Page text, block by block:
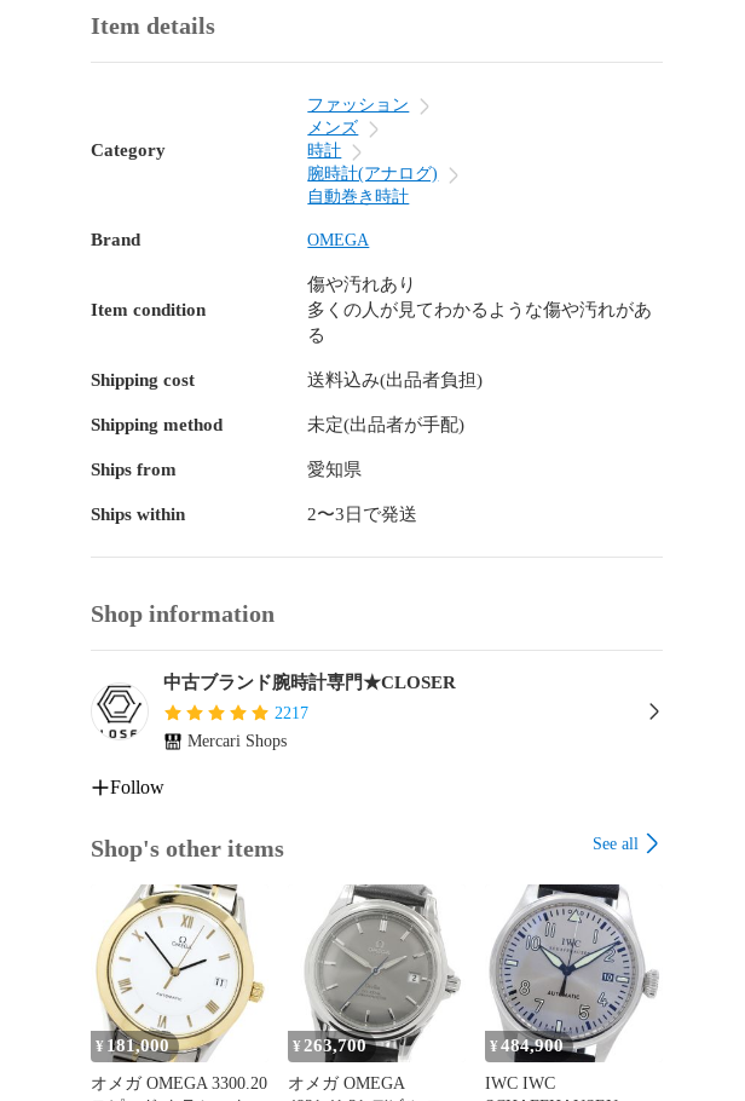
針：軽いダメージ、シミ
文字盤：　軽いダメージ、シミ、塗装剥がれ(所々に、インデックス)
尾錠/バックル：　軽い擦り傷(所々に)
商品番号：912524   308  251003 TA
Item details
Category
ファッション
メンズ
時計
腕時計(アナログ)
自動巻き時計
Brand OMEGA
Item condition
傷や汚れあり
多くの人が見てわかるような傷や汚れがあ
る
Shipping cost 送料込み(出品者負担)
Shipping method 未定(出品者が手配)
Ships from 愛知県
Ships within 2〜3日で発送
Shop information
中古ブランド腕時計専門★CLOSER
2217
Mercari Shops
Follow
Shop's other items See all
¥ 181,000
オメガ OMEGA 3300.20
¥ 263,700
オメガ OMEGA
¥ 484,900
IWC IWC